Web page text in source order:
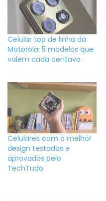
Celular top de linha da
Motorola: 5 modelos que
valem cada centavo
Celulares com o melhor
design testados e
aprovados pelo
TechTudo